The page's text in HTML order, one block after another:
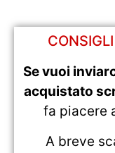
Se vuoi
acquistato
fa piacere
A breve